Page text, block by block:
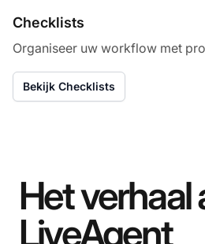
Checklists
Organiseer uw workflow met
Bekijk Checklists
Het verhaal
LiveAgent